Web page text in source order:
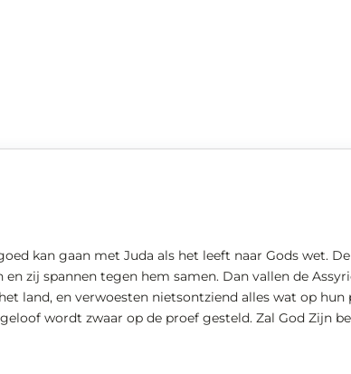
kan gaan met Juda als het leeft naar Gods wet.
zij spannen tegen hem samen. Dan vallen de
land, en verwoesten nietsontziend alles wat op hun
wordt zwaar op de proef gesteld. Zal God Zijn